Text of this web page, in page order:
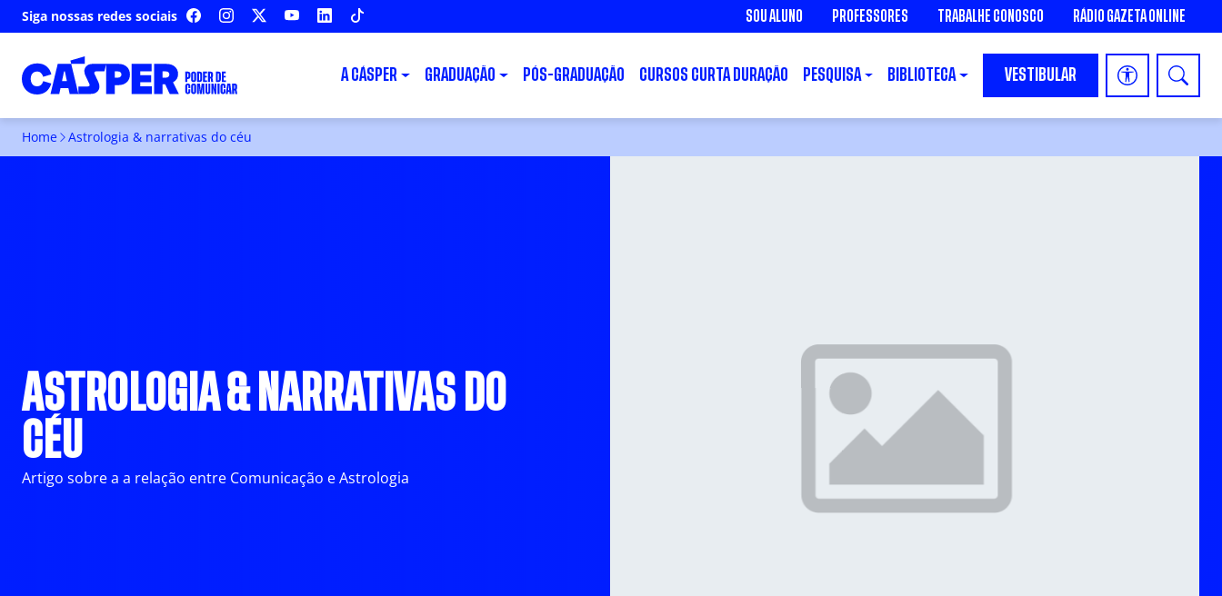
Siga nossas redes sociais FACEBOOKINSTAGRAM YOUTUBELINKEDIN SOU ALUNO PROFESSORES TRABALHE CONOSCO RÁDIO GAZETA ONLINE
A CÁSPER GRADUAÇÃO PÓS-GRADUAÇÃO CURSOS CURTA DURAÇÃO PESQUISA BIBLIOTECA VESTIBULAR
Home Astrologia & narrativas do céu
ASTROLOGIA & NARRATIVAS DO
CÉU
Artigo sobre a a relação entre Comunicação e Astrologia